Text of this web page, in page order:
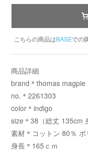
こちらの商品はBASEでの
商品詳細
brand＊thomas magpie
no.＊2261303
color＊indigo
size＊38（総丈 135cm
素材＊コットン 80％
身長＊165ｃｍ